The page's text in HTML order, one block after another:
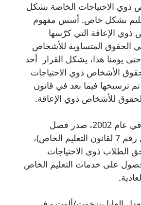
ذوي الاحتياجات الخاصة بشكل
بشكل خاص. أسس مفهوم
الإعاقة التي كرّسها
الحقوق المتساوية للأشخاص
يومنا هذا، يشكل القرار أحد
الأشخاص ذوي الاحتياجات
ترسيخها فيما بعد في قانون
للأشخاص ذوي الإعاقة.
فصل الدمج – في عام 2002، صدر فصل
الاندماج (تعديل رقم 7 لقانون التعليم الخاص)،
الطلاب ذوي الاحتياجات
على خدمات التعليم الخاص